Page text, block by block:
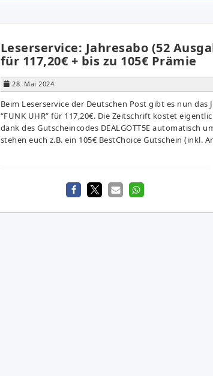
Leserservice: Jahresabo (52
für 117,20€ + bis zu 105€ Prämie
28. Mai 2024
Beim Leserservice der Deutschen Post gibt es nun das
“FUNK UHR” für 117,20€. Die Zeitschrift kostet
dank des Gutscheincodes DEALGOTT5E automatisch
stehen euch z.B. ein 105€ BestChoice Gutschein (inkl.